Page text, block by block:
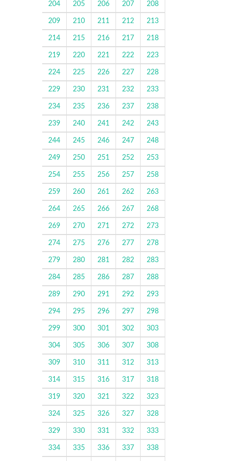
204 205 206 207 208
209 210 211 212 213
214 215 216 217 218
219 220 221 222 223
224 225 226 227 228
229 230 231 232 233
234 235 236 237 238
239 240 241 242 243
244 245 246 247 248
249 250 251 252 253
254 255 256 257 258
259 260 261 262 263
264 265 266 267 268
269 270 271 272 273
274 275 276 277 278
279 280 281 282 283
284 285 286 287 288
289 290 291 292 293
294 295 296 297 298
299 300 301 302 303
304 305 306 307 308
309 310 311 312 313
314 315 316 317 318
319 320 321 322 323
324 325 326 327 328
329 330 331 332 333
334 335 336 337 338